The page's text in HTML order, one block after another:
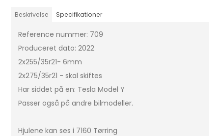
Beskrivelse Specifikationer
Reference nummer: 709
Produceret dato: 2022
2x255/35r21- 6mm
2x275/35r21 - skal skiftes
Har siddet på en: Tesla Model Y
Passer også på andre bilmodeller.
Hjulene kan ses i 7160 Tørring